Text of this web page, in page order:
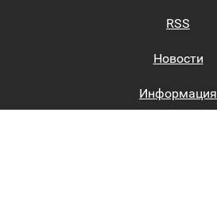
RSS
Новости
Информация